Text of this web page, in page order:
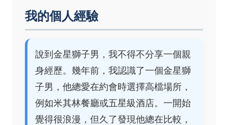
我的個人經驗
說到金星獅子男，我不得不分享一個親
身經歷。幾年前，我認識了一個金星獅
子男，他總愛在約會時選擇高檔場所，
例如米其林餐廳或五星級酒店。一開始
覺得很浪漫，但久了發現他總在比較，